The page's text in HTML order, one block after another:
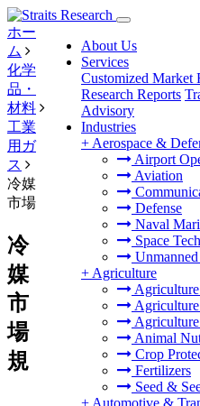
About Us
Services
Customized Market
Research Reports
Advisory
Industries
+ Aerospace &
Airport
Aviation
Defense
Naval
Space
+ Agriculture
Animal
Crop
Fertilizers
Seed &
+ Automotive &
ホー
ム
化学
品・
材料
工業
用ガ
ス
冷媒
市場
冷
媒
市
場
規